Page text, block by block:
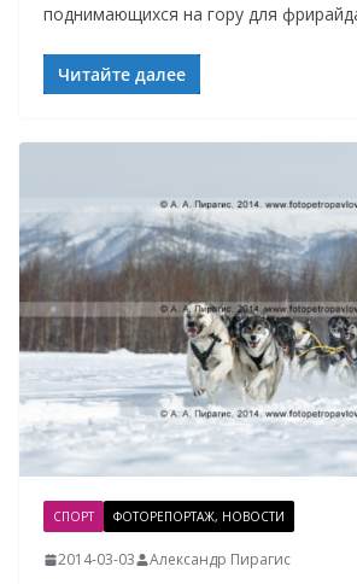
поднимающихся на гору для
Читайте далее
СПОРТ ФОТОРЕПОРТАЖ, НОВОСТИ
2014-03-03 Александр Пирагис